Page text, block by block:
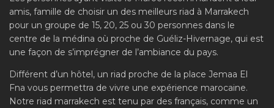
amis, famille de choisir un des meilleurs riad à Marrakech
pour un groupe de 15, 20, 25 ou 30 personnes dans le
centre de la médina où proche de Guéliz-Hivernage, qui est
une façon de s’imprégner de l’ambiance du pays.
Différent d’un hôtel, un riad proche de la place Jemaa El
Fna vous permettra de vivre une expérience marocaine.
Notre riad marrakech est tenu par des français, comme un